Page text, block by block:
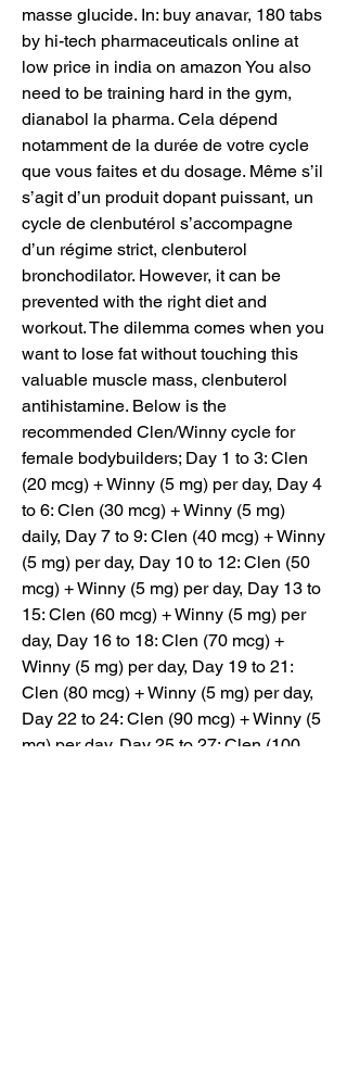
masse glucide. In: buy anavar, 180 tabs
by hi-tech pharmaceuticals online at
low price in india on amazon You also
need to be training hard in the gym,
dianabol la pharma. Cela dépend
notamment de la durée de votre cycle
que vous faites et du dosage. Même s’il
s’agit d’un produit dopant puissant, un
cycle de clenbutérol s’accompagne
d’un régime strict, clenbuterol
bronchodilator. However, it can be
prevented with the right diet and
workout. The dilemma comes when you
want to lose fat without touching this
valuable muscle mass, clenbuterol
antihistamine. Below is the
recommended Clen/Winny cycle for
female bodybuilders; Day 1 to 3: Clen
(20 mcg) + Winny (5 mg) per day, Day 4
to 6: Clen (30 mcg) + Winny (5 mg)
daily, Day 7 to 9: Clen (40 mcg) + Winny
(5 mg) per day, Day 10 to 12: Clen (50
mcg) + Winny (5 mg) per day, Day 13 to
15: Clen (60 mcg) + Winny (5 mg) per
day, Day 16 to 18: Clen (70 mcg) +
Winny (5 mg) per day, Day 19 to 21:
Clen (80 mcg) + Winny (5 mg) per day,
Day 22 to 24: Clen (90 mcg) + Winny (5
mg) per day, Day 25 to 27: Clen (100